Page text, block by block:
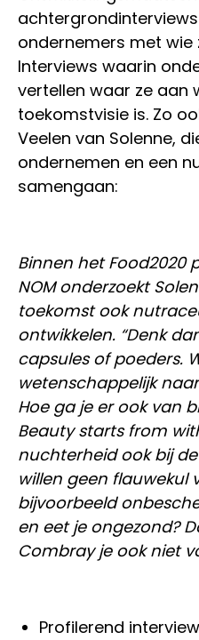
ondernemers met wie
Interviews waarin
vertellen waar ze aan
toekomstvisie is. Zo
Veelen van Solenne,
ondernemen en een
samengaan:
Binnen het
NOM onderzoekt
toekomst ook
ontwikkelen. “Denk
capsules of poeders.
wetenschappelijk
Hoe ga je er ook van
Beauty starts from
nuchterheid ook bij
willen geen flauwekul
bijvoorbeeld
en eet je ongezond?
Combray je ook niet
Profilerend interview